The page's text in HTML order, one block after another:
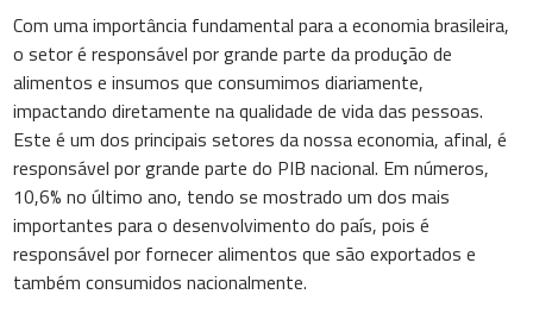
Com uma importância fundamental para a economia brasileira,
o setor é responsável por grande parte da produção de
alimentos e insumos que consumimos diariamente,
impactando diretamente na qualidade de vida das pessoas.
Este é um dos principais setores da nossa economia, afinal, é
responsável por grande parte do PIB nacional. Em números,
10,6% no último ano, tendo se mostrado um dos mais
importantes para o desenvolvimento do país, pois é
responsável por fornecer alimentos que são exportados e
também consumidos nacionalmente.